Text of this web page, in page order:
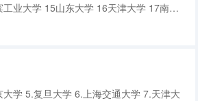
业大学 15山东大学 16天津大学 17南开
厦门大学 22东南
学 5.复旦大学 6.上海交通大学 7.天津大